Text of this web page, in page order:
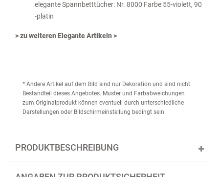
elegante Spannbetttücher: Nr. 8000 Farbe 55-violett, 90
-platin
> zu weiteren Elegante Artikeln >
* Andere Artikel auf dem Bild sind nur Dekoration und sind nicht
Bestandteil dieses Angebotes. Muster und Farbabweichungen
zum Originalprodukt können eventuell durch unterschiedliche
Darstellungen oder Bildschirmeinstellung bedingt sein.
PRODUKTBESCHREIBUNG